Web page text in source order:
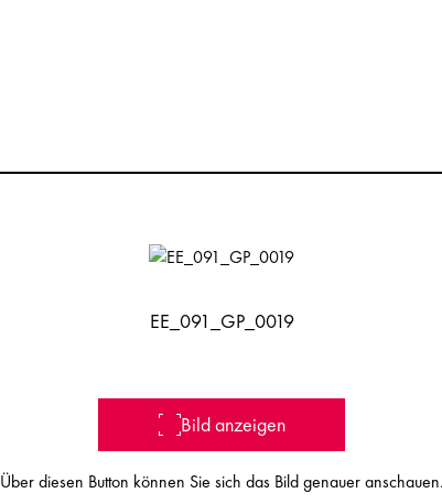
EE_091_GP_0019
Bild anzeigen
Über diesen Button können Sie sich das Bild genauer anschauen.